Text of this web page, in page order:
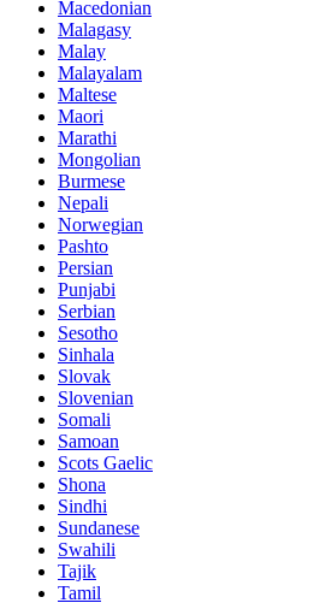
Macedonian
Malagasy
Malay
Malayalam
Maltese
Maori
Marathi
Mongolian
Burmese
Nepali
Norwegian
Pashto
Persian
Punjabi
Serbian
Sesotho
Sinhala
Slovak
Slovenian
Somali
Samoan
Scots Gaelic
Shona
Sindhi
Sundanese
Swahili
Tajik
Tamil